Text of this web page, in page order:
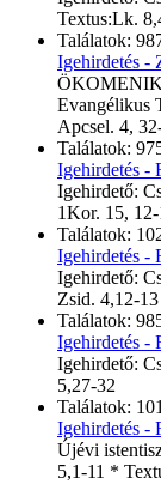
Textus:Lk.
Találatok:
Igehirdetés -
Evangélikus
Apcsel. 4,
Találatok:
Igehirdetés -
Igehirdető:
1Kor. 15,
Találatok:
Igehirdetés -
Igehirdető:
Zsid. 4,12-13
Találatok:
Igehirdetés -
Igehirdető:
5,27-32
Találatok:
Igehirdetés -
Újévi
5,1-11 *